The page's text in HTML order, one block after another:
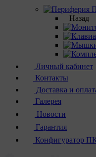
Назад
Личный кабинет
Контакты
Доставка и
Галерея
Новости
Гарантия
Конфигуратор